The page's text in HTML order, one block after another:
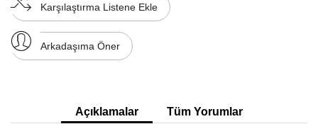
Karşılaştırma Listene Ekle
Arkadaşıma Öner
Açıklamalar Tüm Yorumlar